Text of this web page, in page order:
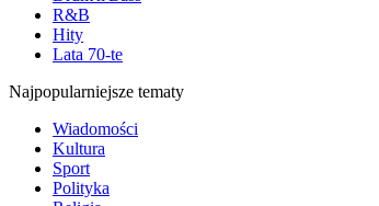
R&B
Hity
Lata 70-te
Najpopularniejsze tematy
Wiadomości
Kultura
Sport
Polityka